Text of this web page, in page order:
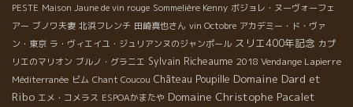
PESTE Maison Jaune de vin rouge Sommelière Kenny ボジョレ・ヌーヴォーフェ
アー ブノワ夫妻 北浜フレンチ 田崎真也さん vin Octobre アカデミー・ド・ヴァ
ン・東京 ラ・ヴィエイユ・ジュリアンヌのジャンポール スリエ400年記念 カプ
リエのマリオン ブルノ・グラニエ Sylvain Richeaume 2018 Vendange Lapierre
Méditerranée ビム Chant Coucou Château Poupille Domaine Dard et
Ribo エメ・コメラス ESPOAかまたや Domaine Christophe Pacalet